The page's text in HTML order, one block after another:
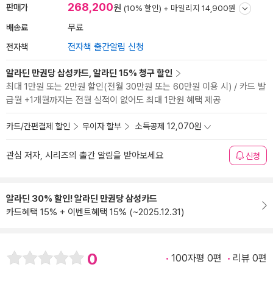
판매가 268,200원 (10% 할인) + 마일리지 14,900원
배송료 무료
전자책 전자책 출간알림 신청
알라딘 만권당 삼성카드, 알라딘 15% 청구 할인
최대 1만원 또는 2만원 할인(전월 30만원 또는 60만원 이용 시) / 카드 발
급월 +1개월까지는 전월 실적이 없어도 최대 1만원 혜택 제공
카드/간편결제 할인 무이자 할부 소득공제 12,070원
관심 저자, 시리즈의 출간 알림을 받아보세요 신청
알라딘 30% 할인! 알라딘 만권당 삼성카드
카드혜택 15% + 이벤트혜택 15% (~2025.12.31)
0 100자평 0편 리뷰 0편